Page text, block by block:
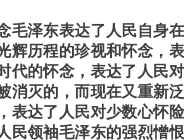
毛泽东表达了人民自身
辉历程的珍视和怀念，
代的怀念，表达了人民
消灭的，而现在又重新
表达了人民对少数心怀
民领袖毛泽东的强烈憎